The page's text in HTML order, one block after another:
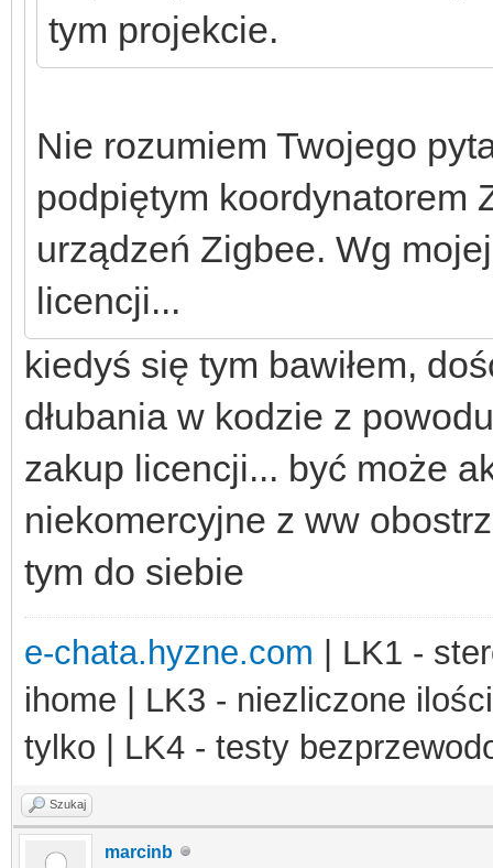
tym projekcie.
Nie rozumiem Twojego
podpiętym koordynatorem
urządzeń Zigbee. Wg
licencji...
kiedyś się tym bawiłem,
dłubania w kodzie z
zakup licencji... być może
niekomercyjne z ww
tym do siebie
e-chata.hyzne.com | LK1 -
ihome | LK3 - niezliczone
tylko | LK4 - testy
Szukaj
marcinb